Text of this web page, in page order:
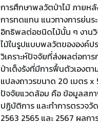
การศึกษาพลวัตป่าไม้ ภายห
การทดแทน แนวทางการย่นร
อิทธิพลต่อชนิดไม้นั้น ๆ งาน
ไม้ในรูปแบบพลวัตขององค์ป
วิเคราะห์ปัจจัยที่ส่งผลต่อกา
ป่าเต็งรังที่มีการฟื้นตัวเองต
แปลงถาวรขนาด 20 เมตร
ปัจจัยแวดล้อม คือ ข้อมูลสภา
ปฏิบัติการ และทำการตรวจวั
2563 2565 และ 2567 ผล